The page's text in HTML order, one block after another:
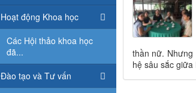
thần nữ.
hệ sâu sắc
Hoạt động Khoa học
Các Hội thảo khoa học
đã...
Đào tạo và Tư vấn